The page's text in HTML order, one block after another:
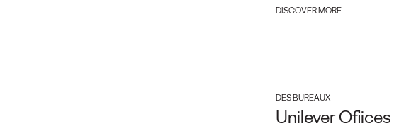
DISCOVER MORE
DES BUREAUX
Unilever Ofiices